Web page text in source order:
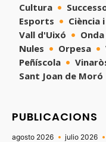
Cultura
Esports
Ciència
Vall d'Uixó
Onda
Nules
Orpesa
Peñíscola
Sant Joan de Moró
PUBLICACIONS
agosto 2026 julio 2026